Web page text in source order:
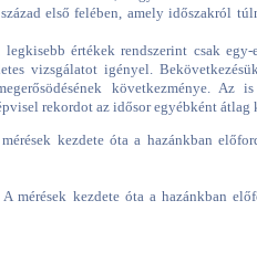
első felében, amely időszakról
értékek rendszerint csak
vizsgálatot igényel.
következménye.
rekordot az idősor egyébként átlag
kezdete óta a hazánkban
mérések kezdete óta a hazánkban